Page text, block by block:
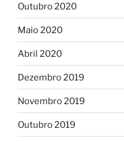
Outubro 2020
Maio 2020
Abril 2020
Dezembro 2019
Novembro 2019
Outubro 2019